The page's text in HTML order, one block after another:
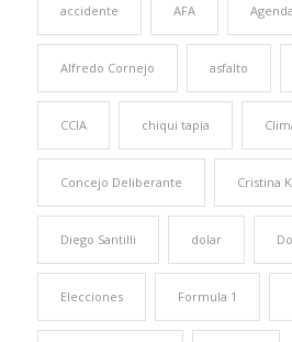
accidente AFA
Alfredo Cornejo asfalto
CCIA chiqui tapia
Concejo Deliberante Cristina
Diego Santilli dolar
Elecciones Formula 1